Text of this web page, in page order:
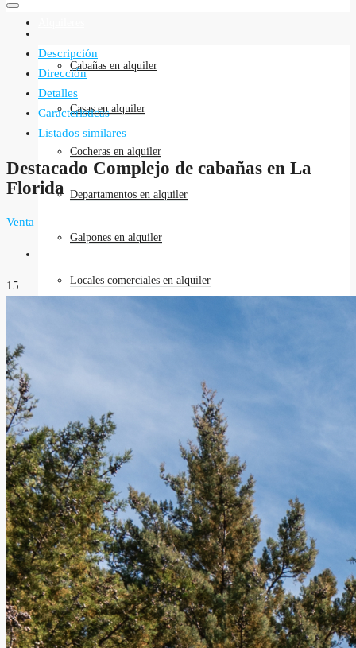
Cabañas en alquiler
Casas en alquiler
Cocheras en alquiler
Departamentos en alquiler
Galpones en alquiler
Locales comerciales en alquiler
Descripción
Dirección
Detalles
Caracteristicas
Listados similares
Destacado Complejo de cabañas en La
Florida
Venta
15